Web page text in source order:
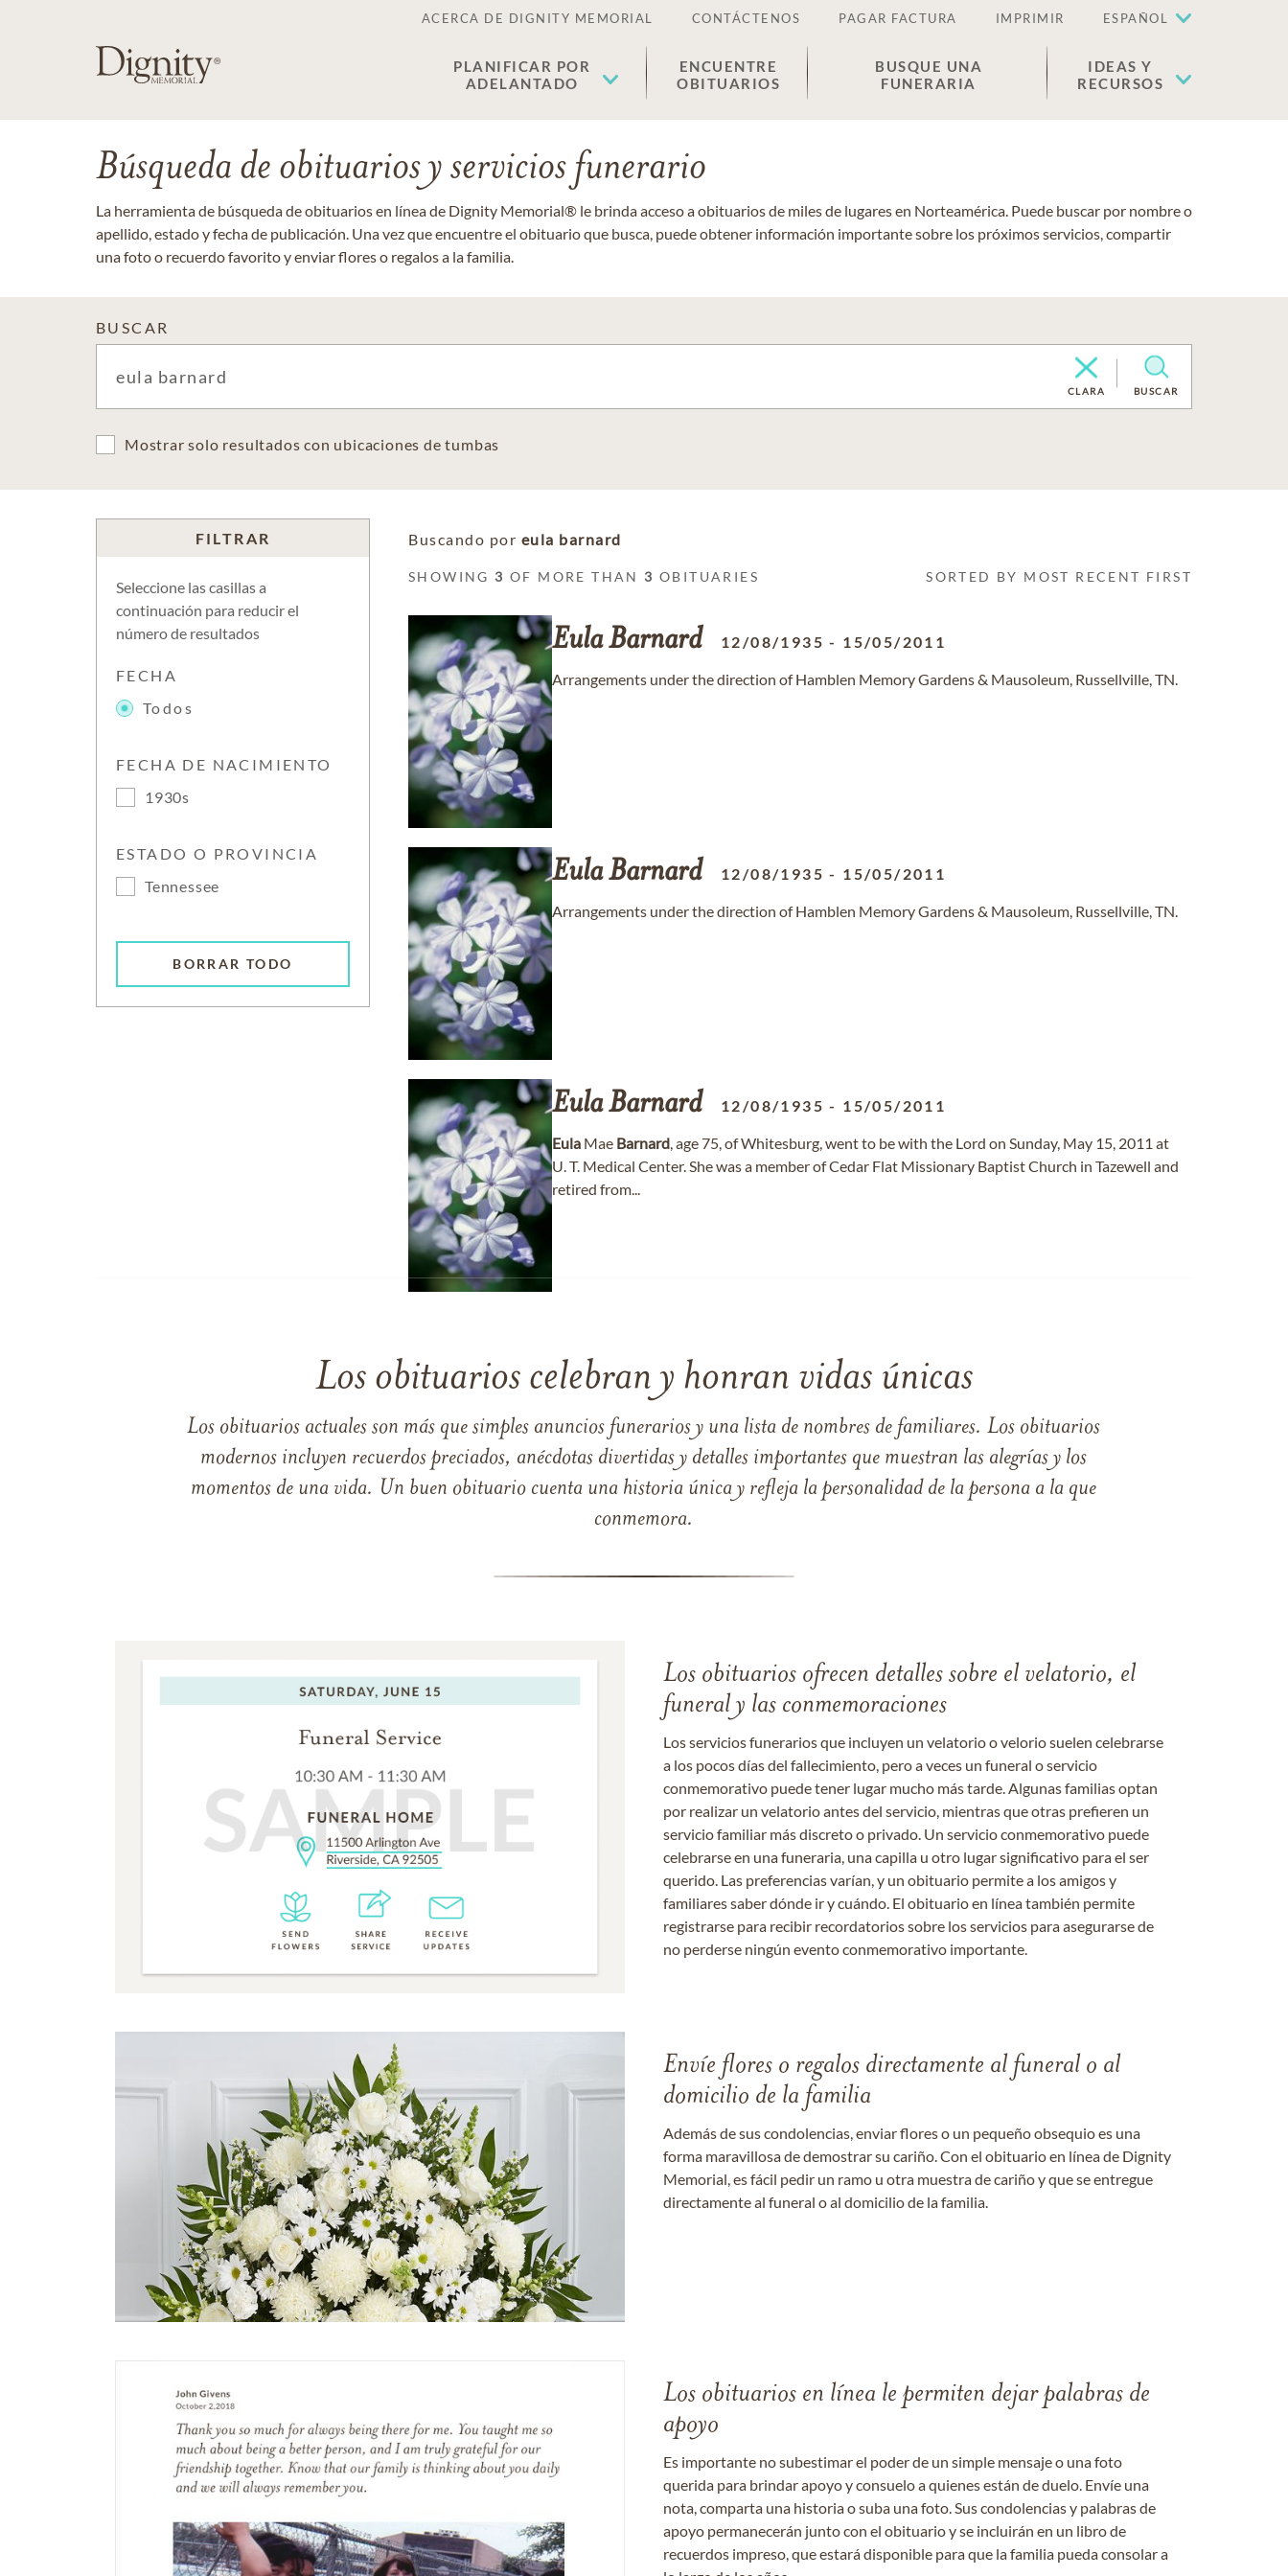
ACERCA DE DIGNITY MEMORIAL CONTÁCTENOS PAGAR FACTURA IMPRIMIR ESPAÑOL
PLANIFICAR POR
ADELANTADO
ENCUENTRE
OBITUARIOS
BUSQUE UNA
FUNERARIA
IDEAS Y
RECURSOS
Búsqueda de obituarios y servicios funerario
La herramienta de búsqueda de obituarios en línea de Dignity Memorial® le brinda acceso a obituarios de miles de lugares en Norteamérica. Puede buscar por nombre o
apellido, estado y fecha de publicación. Una vez que encuentre el obituario que busca, puede obtener información importante sobre los próximos servicios, compartir
una foto o recuerdo favorito y enviar flores o regalos a la familia.
BUSCAR
CLARA BUSCAR
Mostrar solo resultados con ubicaciones de tumbas
FILTRAR
Seleccione las casillas a
continuación para reducir el
número de resultados
FECHA
Todos
FECHA DE NACIMIENTO
1930s
ESTADO O PROVINCIA
Tennessee
BORRAR TODO
Buscando por eula barnard
SHOWING 3 OF MORE THAN 3 OBITUARIES SORTED BY MOST RECENT FIRST
EulaBarnard 12/08/1935 - 15/05/2011
Arrangements under the direction of Hamblen Memory Gardens & Mausoleum, Russellville, TN.
EulaBarnard 12/08/1935 - 15/05/2011
Arrangements under the direction of Hamblen Memory Gardens & Mausoleum, Russellville, TN.
EulaBarnard 12/08/1935 - 15/05/2011
Eula Mae Barnard, age 75, of Whitesburg, went to be with the Lord on Sunday, May 15, 2011 at
U. T. Medical Center. She was a member of Cedar Flat Missionary Baptist Church in Tazewell and
retired from...
Los obituarios celebran y honran vidas únicas
Los obituarios actuales son más que simples anuncios funerarios y una lista de nombres de familiares. Los obituarios
modernos incluyen recuerdos preciados, anécdotas divertidas y detalles importantes que muestran las alegrías y los
momentos de una vida. Un buen obituario cuenta una historia única y refleja la personalidad de la persona a la que
conmemora.
Los obituarios ofrecen detalles sobre el velatorio, el
funeral y las conmemoraciones
Los servicios funerarios que incluyen un velatorio o velorio suelen celebrarse
a los pocos días del fallecimiento, pero a veces un funeral o servicio
conmemorativo puede tener lugar mucho más tarde. Algunas familias optan
por realizar un velatorio antes del servicio, mientras que otras prefieren un
servicio familiar más discreto o privado. Un servicio conmemorativo puede
celebrarse en una funeraria, una capilla u otro lugar significativo para el ser
querido. Las preferencias varían, y un obituario permite a los amigos y
familiares saber dónde ir y cuándo. El obituario en línea también permite
registrarse para recibir recordatorios sobre los servicios para asegurarse de
no perderse ningún evento conmemorativo importante.
Envíe flores o regalos directamente al funeral o al
domicilio de la familia
Además de sus condolencias, enviar flores o un pequeño obsequio es una
forma maravillosa de demostrar su cariño. Con el obituario en línea de Dignity
Memorial, es fácil pedir un ramo u otra muestra de cariño y que se entregue
directamente al funeral o al domicilio de la familia.
Los obituarios en línea le permiten dejar palabras de
apoyo
Es importante no subestimar el poder de un simple mensaje o una foto
querida para brindar apoyo y consuelo a quienes están de duelo. Envíe una
nota, comparta una historia o suba una foto. Sus condolencias y palabras de
apoyo permanecerán junto con el obituario y se incluirán en un libro de
recuerdos impreso, que estará disponible para que la familia pueda consolar a